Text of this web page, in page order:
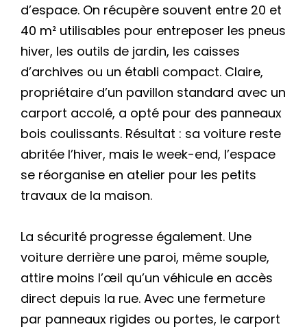
d’espace. On récupère souvent entre 20 et
40 m² utilisables pour entreposer les pneus
hiver, les outils de jardin, les caisses
d’archives ou un établi compact. Claire,
propriétaire d’un pavillon standard avec un
carport accolé, a opté pour des panneaux
bois coulissants. Résultat : sa voiture reste
abritée l’hiver, mais le week-end, l’espace
se réorganise en atelier pour les petits
travaux de la maison.
La sécurité progresse également. Une
voiture derrière une paroi, même souple,
attire moins l’œil qu’un véhicule en accès
direct depuis la rue. Avec une fermeture
par panneaux rigides ou portes, le carport